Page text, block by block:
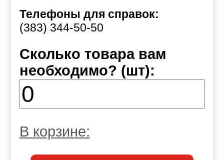
Телефоны для справок:
(383) 344-50-50
Сколько товара вам
необходимо? (шт):
В корзине: